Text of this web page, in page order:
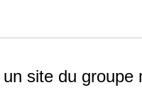
un site du groupe